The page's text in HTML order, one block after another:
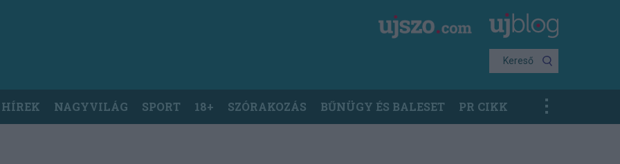
Kereső
NAGYVILÁG SPORT 18+ SZÓRAKOZÁS BŰNÜGY ÉS BALESET PR CIKK